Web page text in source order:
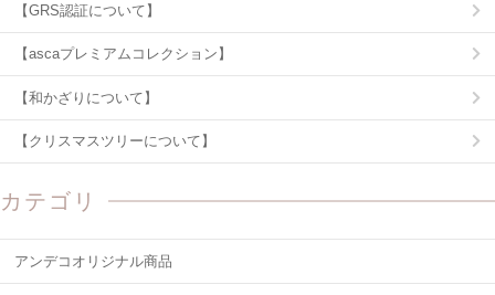
【GRS認証について】
【ascaプレミアムコレクション】
【和かざりについて】
【クリスマスツリーについて】
カテゴリ
アンデコオリジナル商品